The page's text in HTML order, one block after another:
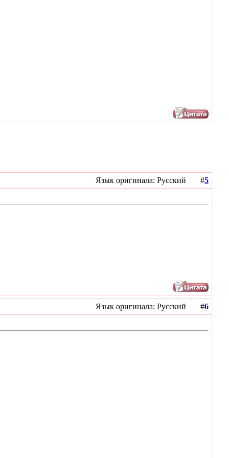
Язык оригинала: Русский #5
Язык оригинала: Русский #6